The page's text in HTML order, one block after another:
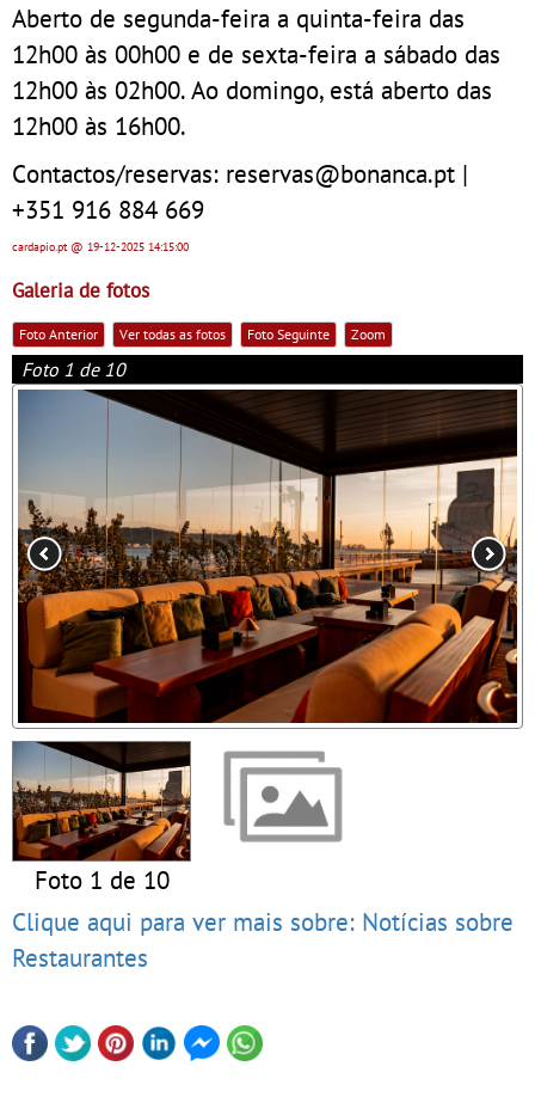
Aberto de segunda-feira a quinta-feira das
12h00 às 00h00 e de sexta-feira a sábado das
12h00 às 02h00. Ao domingo, está aberto das
12h00 às 16h00.
Contactos/reservas: reservas@bonanca.pt |
+351 916 884 669
cardapio.pt@ 19-12-2025 14:15:00
Galeria de fotos
Foto Anterior Ver todas as fotos Foto Seguinte Zoom
Foto 1 de 10
Foto 1 de 10
Clique aqui para ver mais sobre: Notícias sobre
Restaurantes